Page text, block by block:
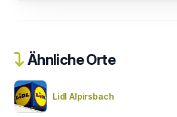
Ähnliche Orte
Lidl Alpirsbach